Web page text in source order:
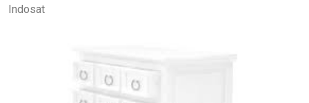
Indosat